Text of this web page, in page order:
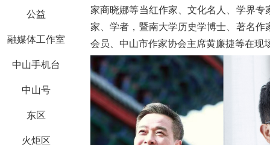
公益
融媒体工作室
中山手机台
中山号
东区
火炬区
家商晓娜等当红作家、文化名人、学界
家、学者，暨南大学历史学博士、著名
会员、中山市作家协会主席黄廉捷等在现